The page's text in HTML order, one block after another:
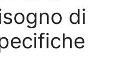
di